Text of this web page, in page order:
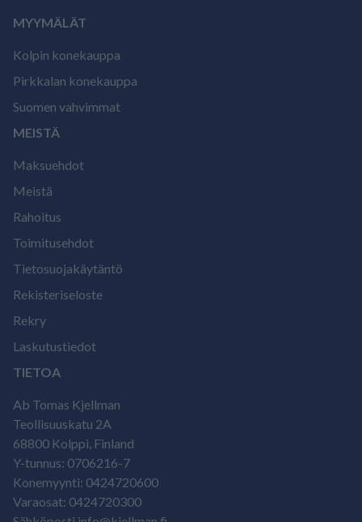
MYYMÄLÄT
Kolpin konekauppa
Pirkkalan konekauppa
Suomen vahvimmat
MEISTÄ
Maksuehdot
Meistä
Rahoitus
Toimitusehdot
Tietosuojakäytäntö
Rekisteriseloste
Rekry
Laskutustiedot
TIETOA
Ab Tomas Kjellman
Teollisuuskatu 2A
68800 Kolppi, Finland
Y-tunnus: 0706216-7
Konemyynti: 0424720600
Varaosat: 0424720300